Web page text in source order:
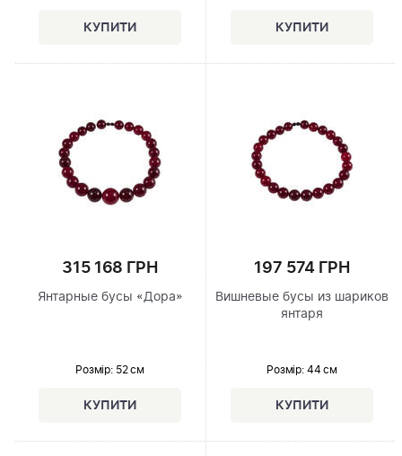
315 168 ГРН
Янтарные бусы «Дора»
Розмір: 52 см
197 574 ГРН
Вишневые бусы из шариков
янтаря
Розмір: 44 см